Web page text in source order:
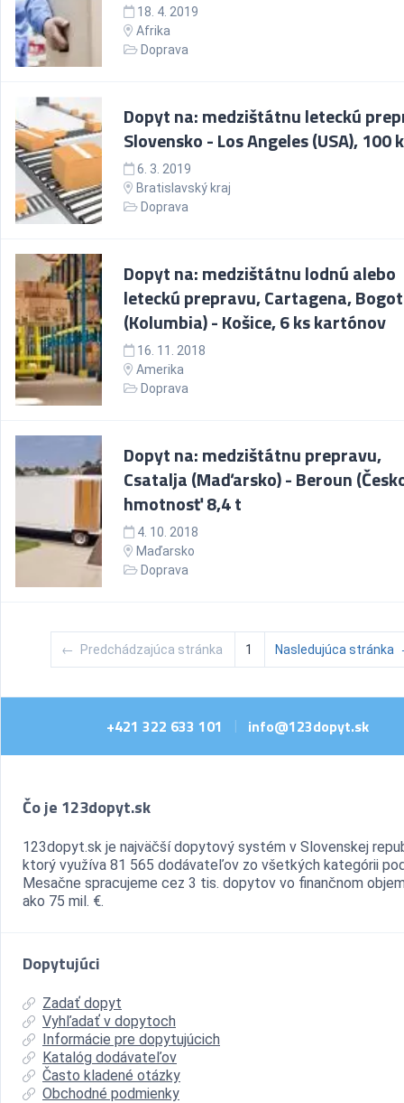
18. 4. 2019
Afrika
Doprava
Dopyt na: medzištátnu leteckú
Slovensko - Los Angeles (USA), 100
6. 3. 2019
Bratislavský kraj
Doprava
Dopyt na: medzištátnu lodnú alebo
leteckú prepravu, Cartagena,
(Kolumbia) - Košice, 6 ks kartónov
16. 11. 2018
Amerika
Doprava
Dopyt na: medzištátnu prepravu,
Csatalja (Maďarsko) - Beroun
hmotnosť 8,4 t
4. 10. 2018
Maďarsko
Doprava
← Predchádzajúca stránka 1 Nasledujúca stránka
+421 322 633 101 | info@123dopyt.sk
Čo je 123dopyt.sk
123dopyt.sk je najväčší dopytový systém v Slovenskej
ktorý využíva 81 565 dodávateľov zo všetkých kategórii
Mesačne spracujeme cez 3 tis. dopytov vo finančnom
ako 75 mil. €.
Dopytujúci
Zadať dopyt
Vyhľadať v dopytoch
Informácie pre dopytujúcich
Katalóg dodávateľov
Často kladené otázky
Obchodné podmienky